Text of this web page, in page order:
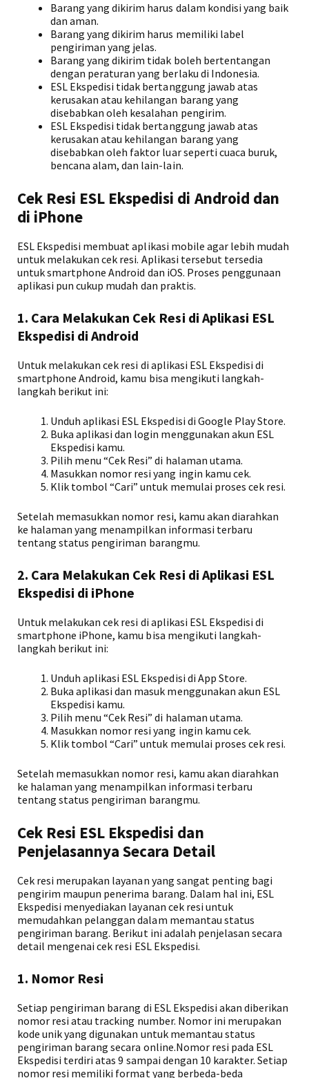
Barang yang dikirim harus dalam kondisi yang baik
dan aman.
Barang yang dikirim harus memiliki label
pengiriman yang jelas.
Barang yang dikirim tidak boleh bertentangan
dengan peraturan yang berlaku di Indonesia.
ESL Ekspedisi tidak bertanggung jawab atas
kerusakan atau kehilangan barang yang
disebabkan oleh kesalahan pengirim.
ESL Ekspedisi tidak bertanggung jawab atas
kerusakan atau kehilangan barang yang
disebabkan oleh faktor luar seperti cuaca buruk,
bencana alam, dan lain-lain.
Cek Resi ESL Ekspedisi di Android dan
di iPhone
ESL Ekspedisi membuat aplikasi mobile agar lebih mudah
untuk melakukan cek resi. Aplikasi tersebut tersedia
untuk smartphone Android dan iOS. Proses penggunaan
aplikasi pun cukup mudah dan praktis.
1. Cara Melakukan Cek Resi di Aplikasi ESL
Ekspedisi di Android
Untuk melakukan cek resi di aplikasi ESL Ekspedisi di
smartphone Android, kamu bisa mengikuti langkah-
langkah berikut ini:
Unduh aplikasi ESL Ekspedisi di Google Play Store.
Buka aplikasi dan login menggunakan akun ESL
Ekspedisi kamu.
Pilih menu “Cek Resi” di halaman utama.
Masukkan nomor resi yang ingin kamu cek.
Klik tombol “Cari” untuk memulai proses cek resi.
Setelah memasukkan nomor resi, kamu akan diarahkan
ke halaman yang menampilkan informasi terbaru
tentang status pengiriman barangmu.
2. Cara Melakukan Cek Resi di Aplikasi ESL
Ekspedisi di iPhone
Untuk melakukan cek resi di aplikasi ESL Ekspedisi di
smartphone iPhone, kamu bisa mengikuti langkah-
langkah berikut ini:
Unduh aplikasi ESL Ekspedisi di App Store.
Buka aplikasi dan masuk menggunakan akun ESL
Ekspedisi kamu.
Pilih menu “Cek Resi” di halaman utama.
Masukkan nomor resi yang ingin kamu cek.
Klik tombol “Cari” untuk memulai proses cek resi.
Setelah memasukkan nomor resi, kamu akan diarahkan
ke halaman yang menampilkan informasi terbaru
tentang status pengiriman barangmu.
Cek Resi ESL Ekspedisi dan
Penjelasannya Secara Detail
Cek resi merupakan layanan yang sangat penting bagi
pengirim maupun penerima barang. Dalam hal ini, ESL
Ekspedisi menyediakan layanan cek resi untuk
memudahkan pelanggan dalam memantau status
pengiriman barang. Berikut ini adalah penjelasan secara
detail mengenai cek resi ESL Ekspedisi.
1. Nomor Resi
Setiap pengiriman barang di ESL Ekspedisi akan diberikan
nomor resi atau tracking number. Nomor ini merupakan
kode unik yang digunakan untuk memantau status
pengiriman barang secara online.Nomor resi pada ESL
Ekspedisi terdiri atas 9 sampai dengan 10 karakter. Setiap
nomor resi memiliki format yang berbeda-beda